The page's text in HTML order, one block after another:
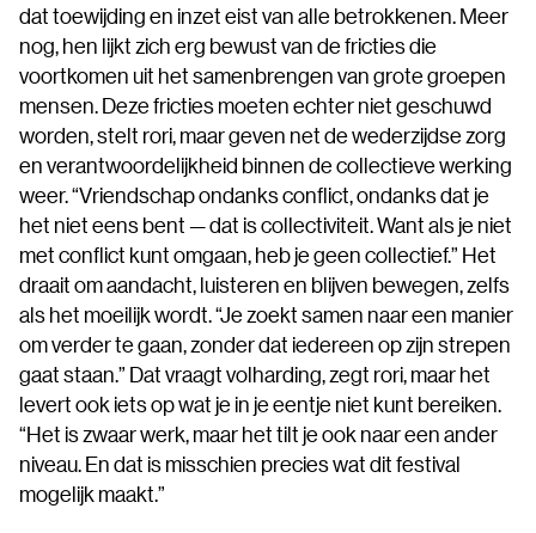
dat toewijding en inzet eist van alle betrokkenen. Meer
nog, hen lijkt zich erg bewust van de fricties die
voortkomen uit het samenbrengen van grote groepen
mensen. Deze fricties moeten echter niet geschuwd
worden, stelt rori, maar geven net de wederzijdse zorg
en verantwoordelijkheid binnen de collectieve werking
weer. “Vriendschap ondanks conflict, ondanks dat je
het niet eens bent — dat is collectiviteit. Want als je niet
met conflict kunt omgaan, heb je geen collectief.” Het
draait om aandacht, luisteren en blijven bewegen, zelfs
als het moeilijk wordt. “Je zoekt samen naar een manier
om verder te gaan, zonder dat iedereen op zijn strepen
gaat staan.” Dat vraagt volharding, zegt rori, maar het
levert ook iets op wat je in je eentje niet kunt bereiken.
“Het is zwaar werk, maar het tilt je ook naar een ander
niveau. En dat is misschien precies wat dit festival
mogelijk maakt.”